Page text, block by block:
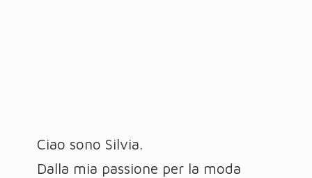
Ciao sono Silvia.
Dalla mia passione per la moda